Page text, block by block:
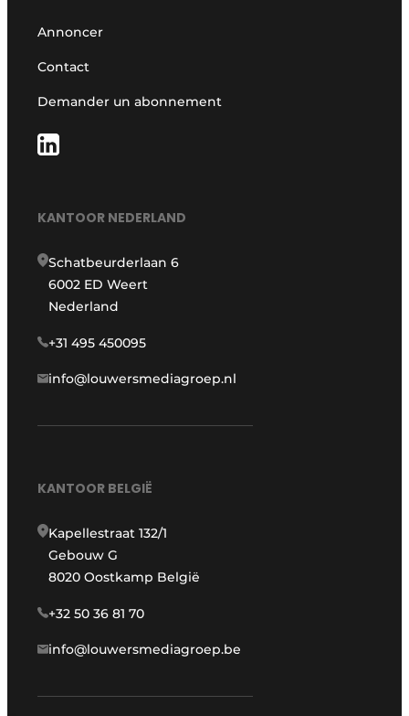
Annoncer
Contact
Demander un abonnement
KANTOOR NEDERLAND
Schatbeurderlaan 6
6002 ED Weert
Nederland
+31 495 450095
info@louwersmediagroep.nl
KANTOOR BELGIË
Kapellestraat 132/1
Gebouw G
8020 Oostkamp België
+32 50 36 81 70
info@louwersmediagroep.be